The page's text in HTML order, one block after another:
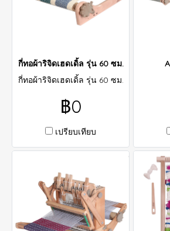
กี่ทอผ้าริจิดเฮดเดิ้ล รุ่น 60 ซม.
กี่ทอผ้าริจิดเฮดเดิ้ล รุ่น 60 ซม.
฿0
เปรียบเทียบ